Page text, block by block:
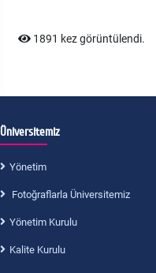
1891 kez görüntülendi.
Üniversitemiz
Yönetim
Fotoğraflarla Üniversitemiz
Yönetim Kurulu
Kalite Kurulu